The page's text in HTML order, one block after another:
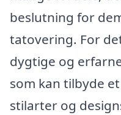
beslutning for
tatovering. For
dygtige og
som kan tilbyde
stilarter og